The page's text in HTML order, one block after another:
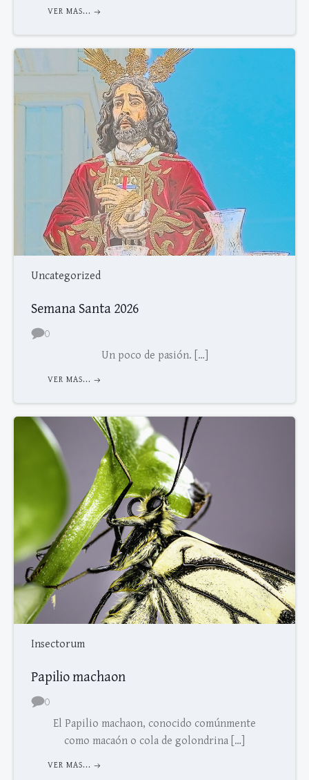
VER MAS...
Uncategorized
Semana Santa 2026
0
Un poco de pasión. […]
VER MAS...
Insectorum
Papilio machaon
0
El Papilio machaon, conocido comúnmente
como macaón o cola de golondrina […]
VER MAS...